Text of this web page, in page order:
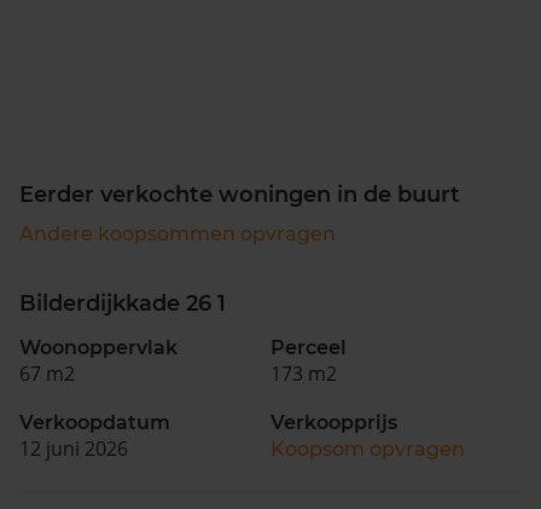
Eerder verkochte woningen in de buurt
Andere koopsommen opvragen
Bilderdijkkade 26 1
Woonoppervlak
67 m2
Perceel
173 m2
Verkoopdatum
12 juni 2026
Verkoopprijs
Koopsom opvragen